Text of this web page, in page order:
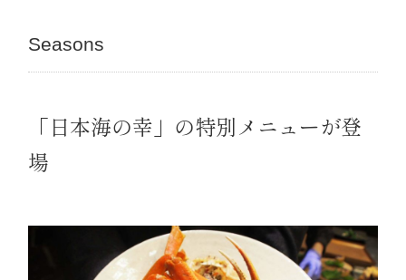
Seasons
「日本海の幸」の特別メニューが登
場